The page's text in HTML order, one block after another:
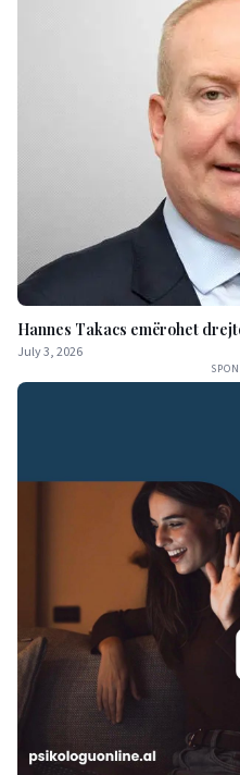
Hannes Takacs emërohet
July 3, 2026